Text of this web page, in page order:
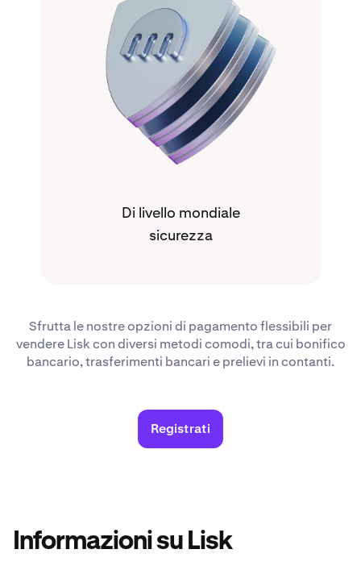
Di livello mondiale
sicurezza
Sfrutta le nostre opzioni di pagamento flessibili per
vendere Lisk con diversi metodi comodi, tra cui bonifico
bancario, trasferimenti bancari e prelievi in contanti.
Registrati
Informazioni su Lisk